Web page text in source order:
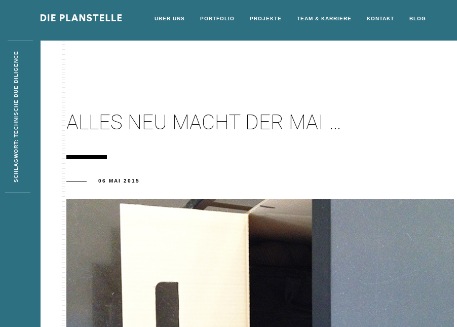
ÜBER UNS PORTFOLIO PROJEKTE TEAM & KARRIERE KONTAKT BLOG
ALLES NEU MACHT DER MAI …
06 MAI 2015
SCHLAGWORT: TECHNISCHE DUE DILIGENCE